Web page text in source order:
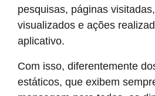
pesquisas, páginas
visualizados e ações
aplicativo.
Com isso, diferentemente
estáticos, que exibem